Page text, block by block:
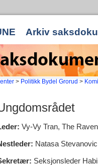
Arkiv
> Politikk Bydel Grorud >
Vy-Vy Tran, The Raven
Natasa
Seksjonsleder